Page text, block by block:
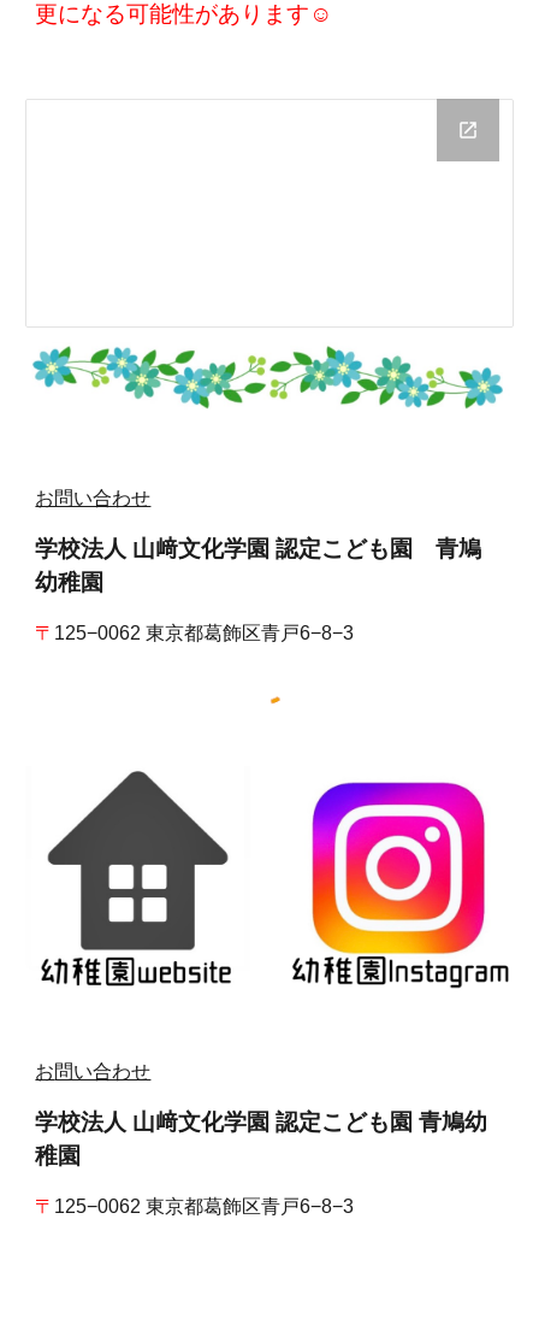
更になる可能性があります☺︎
お問い合わせ
学校法人 山﨑文化学園 認定こども園 青鳩
幼稚園
〒 125−0062 東京都葛飾区青戸6−8−3
お問い合わせ
学校法人 山﨑文化学園 認定こども園 青鳩幼
稚園
〒 125−0062 東京都葛飾区青戸6−8−3